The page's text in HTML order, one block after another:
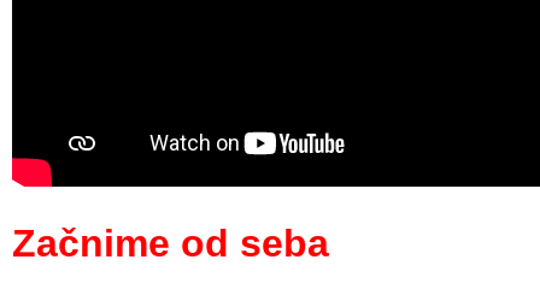
Začnime od seba